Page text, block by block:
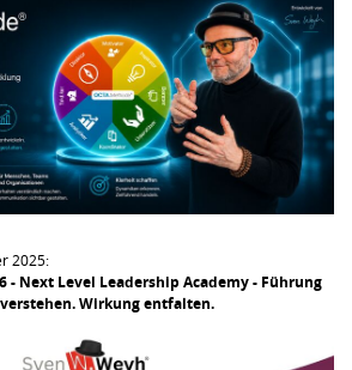
2025:
- Next Level Leadership Academy - Führung
Wirkung entfalten.